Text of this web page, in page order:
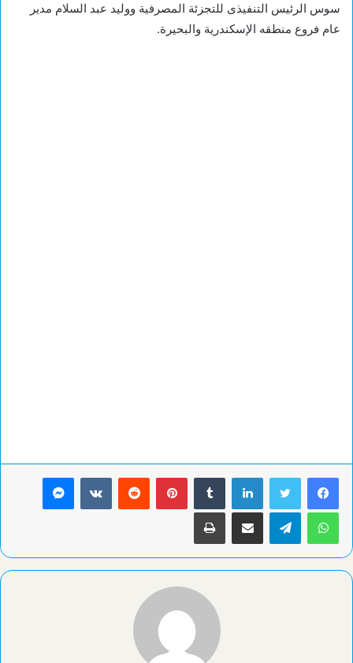
سوس الرئيس التنفيذى للتجزئة المصرفية ووليد عبد السلام مدير
عام فروع منطقه الإسكندرية والبحيرة.
لينكدإن بينتيريست ماسنجر
واتساب تيلقرام مشاركة عبر البريد طباعة